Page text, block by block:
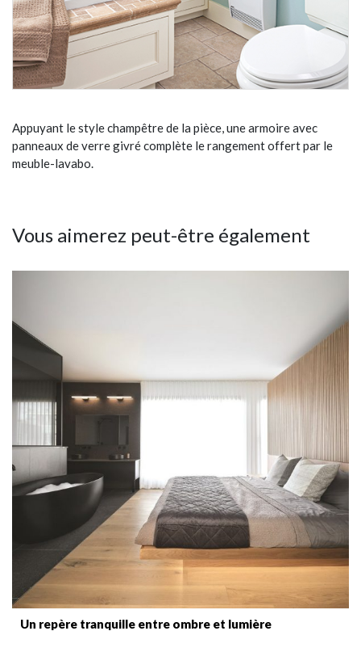
Appuyant le style champêtre de la pièce, une armoire avec
panneaux de verre givré complète le rangement offert par le
meuble-lavabo.
Vous aimerez peut-être également
Un repère tranquille entre ombre et lumière